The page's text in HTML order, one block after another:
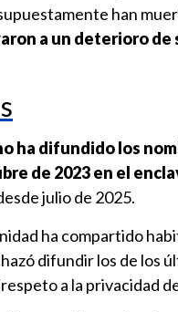
han
a un deterioro de
ha difundido los
de 2023 en el
julio de 2025.
ha compartido
difundir los de los
a la privacidad